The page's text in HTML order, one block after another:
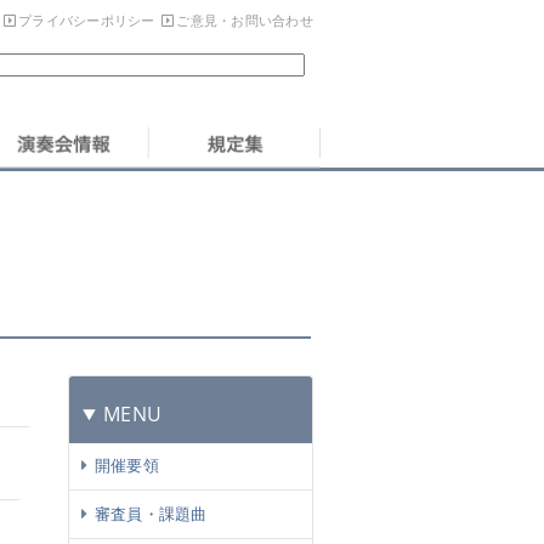
プライバシーポリシー ご意見・お問い合わせ
MENU
開催要領
審査員・課題曲